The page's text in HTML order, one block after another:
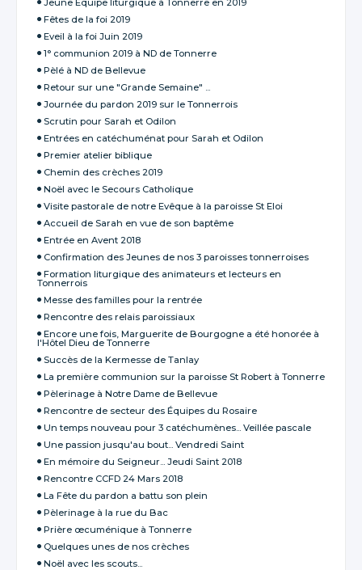
Fêtes de la foi 2019
Eveil à la foi Juin 2019
1° communion 2019 à ND de Tonnerre
Pèlé à ND de Bellevue
Retour sur une "Grande Semaine" ...
Journée du pardon 2019 sur le Tonnerrois
Scrutin pour Sarah et Odilon
Entrées en catéchuménat pour Sarah et Odilon
Premier atelier biblique
Chemin des crèches 2019
Noël avec le Secours Catholique
Visite pastorale de notre Evêque à la paroisse St Eloi
Accueil de Sarah en vue de son baptême
Entrée en Avent 2018
Confirmation des Jeunes de nos 3 paroisses tonnerroises
Formation liturgique des animateurs et lecteurs en
Tonnerrois
Messe des familles pour la rentrée
Rencontre des relais paroissiaux
Encore une fois, Marguerite de Bourgogne a été honorée à
l'Hôtel Dieu de Tonnerre
Succès de la Kermesse de Tanlay
La première communion sur la paroisse St Robert à Tonnerre
Pèlerinage à Notre Dame de Bellevue
Rencontre de secteur des Équipes du Rosaire
Un temps nouveau pour 3 catéchumènes... Veillée pascale
Une passion jusqu'au bout... Vendredi Saint
En mémoire du Seigneur... Jeudi Saint 2018
Rencontre CCFD 24 Mars 2018
La Fête du pardon a battu son plein
Pèlerinage à la rue du Bac
Prière œcuménique à Tonnerre
Quelques unes de nos crèches
Noël avec les scouts...